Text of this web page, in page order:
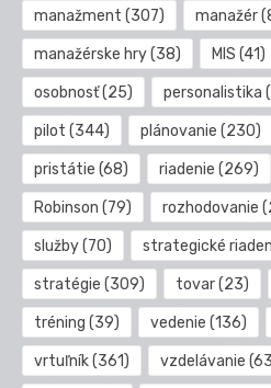
manažment (307) manažér
manažérske hry(38) MIS (41)
osobnosť(25) personalistika
pilot (344) plánovanie (230)
pristátie (68) riadenie (269)
Robinson (79) rozhodovanie
služby(70) strategické
stratégie (309) tovar(23)
tréning (39) vedenie (136)
vrtuľník(361) vzdelávanie